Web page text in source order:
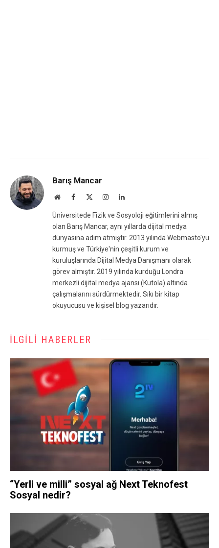
Barış Mancar
WebsiteFacebook InstagramLinkedIn
Üniversitede Fizik ve Sosyoloji eğitimlerini almış
olan Barış Mancar, aynı yıllarda dijital medya
dünyasına adım atmıştır. 2013 yılında Webmasto'yu
kurmuş ve Türkiye'nin çeşitli kurum ve
kuruluşlarında Dijital Medya Danışmanı olarak
görev almıştır. 2019 yılında kurduğu Londra
merkezli dijital medya ajansı (Kutola) altında
çalışmalarını sürdürmektedir. Sıkı bir kitap
okuyucusu ve kişisel blog yazarıdır.
İLGILI HABERLER
“Yerli ve milli” sosyal ağ Next Teknofest
Sosyal nedir?